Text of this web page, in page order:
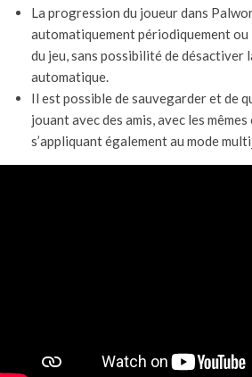
La progression du joueur dans
automatiquement périodiquement
du jeu, sans possibilité de désactiver
automatique.
Il est possible de sauvegarder et de
jouant avec des amis, avec les
s’appliquant également au mode